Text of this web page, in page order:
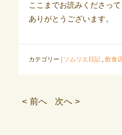
ここまでお読みくださって
ありがとうございます。
カテゴリー | ソムリエ日記, 飲食
< 前へ 次へ >